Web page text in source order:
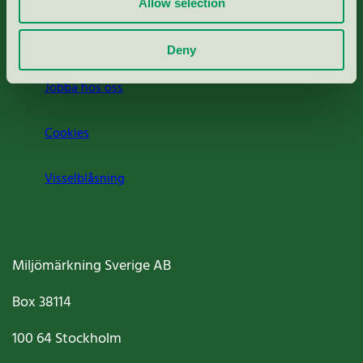
Deny
Jobba hos oss
Cookies
Visselblåsning
Miljömärkning Sverige AB
Box38114
100 64Stockholm